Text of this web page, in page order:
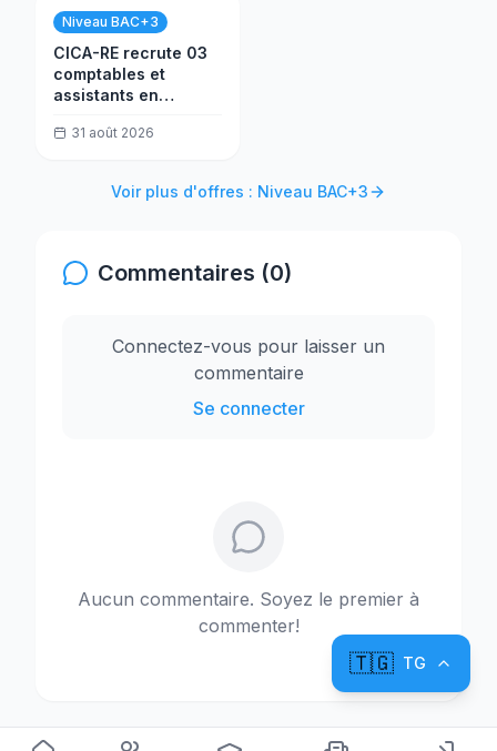
Niveau BAC+3
CICA-RE recrute 03
comptables et
assistants en
31 août 2026
Voir plus d'offres : Niveau BAC+3
Commentaires (0)
Connectez-vous pour laisser un
commentaire
Se connecter
Aucun commentaire. Soyez le premier à
commenter!
🇹🇬 TG